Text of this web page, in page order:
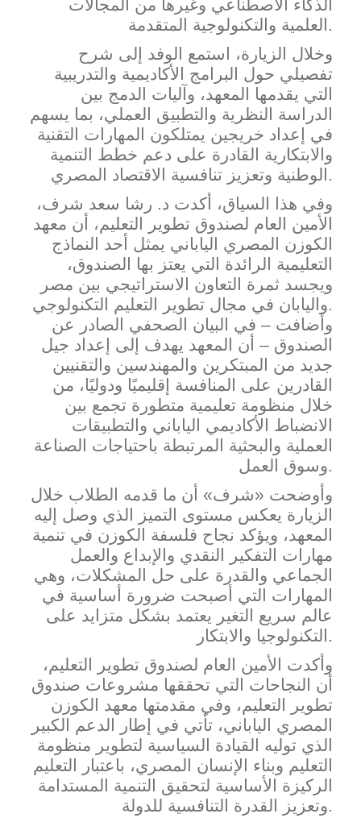
الذكاء الاصطناعي وغيرها من المجالات
العلمية والتكنولوجية المتقدمة.
وخلال الزيارة، استمع الوفد إلى شرح
تفصيلي حول البرامج الأكاديمية والتدريبية
التي يقدمها المعهد، وآليات الدمج بين
الدراسة النظرية والتطبيق العملي، بما يسهم
في إعداد خريجين يمتلكون المهارات التقنية
والابتكارية القادرة على دعم خطط التنمية
الوطنية وتعزيز تنافسية الاقتصاد المصري.
وفي هذا السياق، أكدت د. رشا سعد شرف،
الأمين العام لصندوق تطوير التعليم، أن معهد
الكوزن المصري الياباني يمثل أحد النماذج
التعليمية الرائدة التي يعتز بها الصندوق،
ويجسد ثمرة التعاون الاستراتيجي بين مصر
واليابان في مجال تطوير التعليم التكنولوجي.
وأضافت – في البيان الصحفي الصادر عن
الصندوق – أن المعهد يهدف إلى إعداد جيل
جديد من المبتكرين والمهندسين والتقنيين
القادرين على المنافسة إقليميًا ودوليًا، من
خلال منظومة تعليمية متطورة تجمع بين
الانضباط الأكاديمي الياباني والتطبيقات
العملية والبحثية المرتبطة باحتياجات ا لصناعة
وسوق العمل.
وأوضحت «شرف» أن ما قدمه الطلاب خلال
الزيارة يعكس مستوى التميز الذي وصل إليه
المعهد، ويؤكد نجاح فلسفة الكوزن في تنمية
مهارات التفكير النقدي والإبداع والعمل
الجماعي والقدرة على حل المشكلات، وهي
المهارات التي أصبحت ضرورة أساسية في
عالم سريع التغير يعتمد بشكل متزايد على
التكنولوجيا والابتكار.
وأكدت الأمين العام لصندوق تطوير التعليم،
أن النجاحات التي تحققها مشروعات صندوق
تطوير التعليم، وفي مقدمتها معهد الكوزن
المصري الياباني، تأتي في إطار الدعم الكبير
الذي توليه القيادة السياسية لتطوير منظومة
التعليم وبناء الإنسان المصري، باعتبار التعليم
الركيزة الأساسية لتحقيق التنمية المستدامة
وتعزيز القدرة التنافسية للدولة.